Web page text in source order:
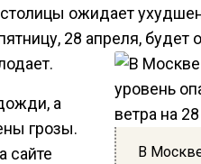
ожидает
28 апреля, будет
В
а
грозы.
сайте